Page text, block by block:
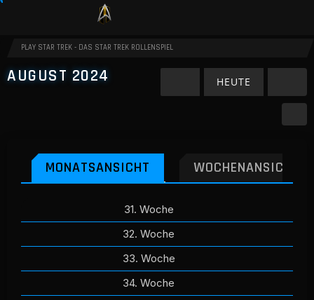
PLAY STAR TREK - DAS STAR TREK ROLLENSPIEL
AUGUST 2024 HEUTE
MONATSANSICHT WOCHENANSICHT
31. Woche
32. Woche
33. Woche
34. Woche